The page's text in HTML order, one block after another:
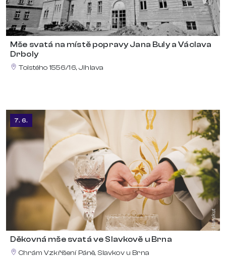
Mše svatá na místě popravy Jana Buly a Václava
Drboly
Tolstého 1556/16, Jihlava
7. 6.
Děkovná mše svatá ve Slavkově u Brna
Chrám Vzkříšení Páně, Slavkov u Brna